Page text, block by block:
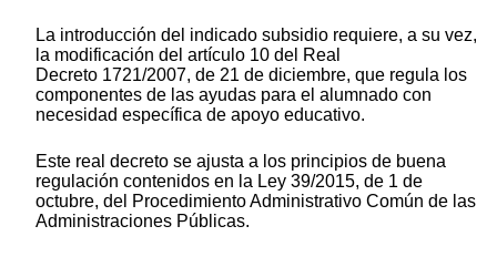
La introducción del indicado subsidio requiere, a su vez,
la modificación del artículo 10 del Real
Decreto 1721/2007, de 21 de diciembre, que regula los
componentes de las ayudas para el alumnado con
necesidad específica de apoyo educativo.
Este real decreto se ajusta a los principios de buena
regulación contenidos en la Ley 39/2015, de 1 de
octubre, del Procedimiento Administrativo Común de las
Administraciones Públicas.